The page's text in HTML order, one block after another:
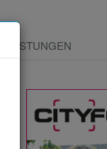
LEISTUNGEN